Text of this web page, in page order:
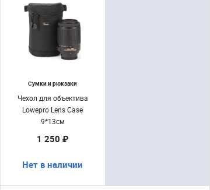
Сумки и рюкзаки
Чехол для объектива
Lowepro Lens Case
9*13см
1 250 ₽
Нет в наличии